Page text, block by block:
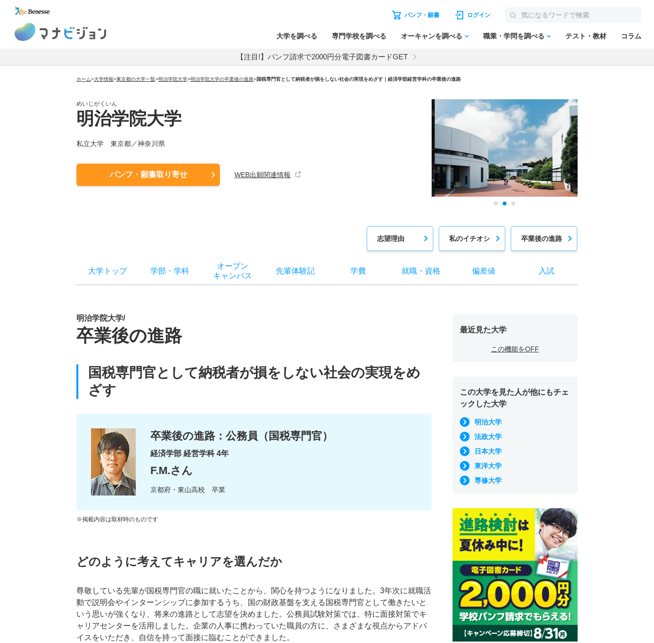
パンフ・願書 ログイン
大学を調べる 専門学校を調べる オーキャンを調べる 職業・学問を調べる テスト・教材 コラム
【注目!】パンフ請求で2000円分電子図書カードGET
ホーム>大学情報>東京都の大学一覧>明治学院大学>明治学院大学の卒業後の進路>国税専門官として納税者が損をしない社会の実現をめざす｜経済学部経営学科の卒業後の進路
めいじがくいん
明治学院大学
私立大学 東京都／神奈川県
パンフ・願書取り寄せ WEB出願関連情報
志望理由 私のイチオシ 卒業後の進路
大学トップ 学部 ・ 学科
オープン
キャンパス
先輩体験記 学費 就職・ 資格 偏差値 入試
明治学院大学/
卒業後の進路
国税専門官として納税者が損をしない社会の実現をめ
ざす
卒業後の進路： 公務員（国税専門官）
経済学部 経営学科 4年
F.M.さん
京都府・東山高校 卒業
※掲載内容は取材時のものです
どのように考えてキャリアを選んだか
尊敬している先輩が国税専門官の職に就いたことから、関心を持つようになりました。3年次に就職活
動で説明会やインターンシップに参加するうち、国の財政基盤を支える国税専門官として働きたいと
いう思いが強くなり、将来の進路として志望を決めました。公務員試験対策では、特に面接対策でキ
ャリアセンターを活用しました。企業の人事に携わっていた職員の方に、さまざまな視点からアドバ
イスをいただき、自信を持って面接に臨むことができました。
最近見た大学
この機能をOFF
この大学を見た人が他にもチェ
ックした大学
明治大学
法政大学
日本大学
東洋大学
専修大学